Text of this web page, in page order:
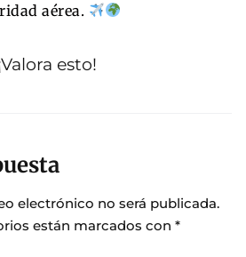
aérea.
esto!
electrónico no será publicada.
están marcados con *